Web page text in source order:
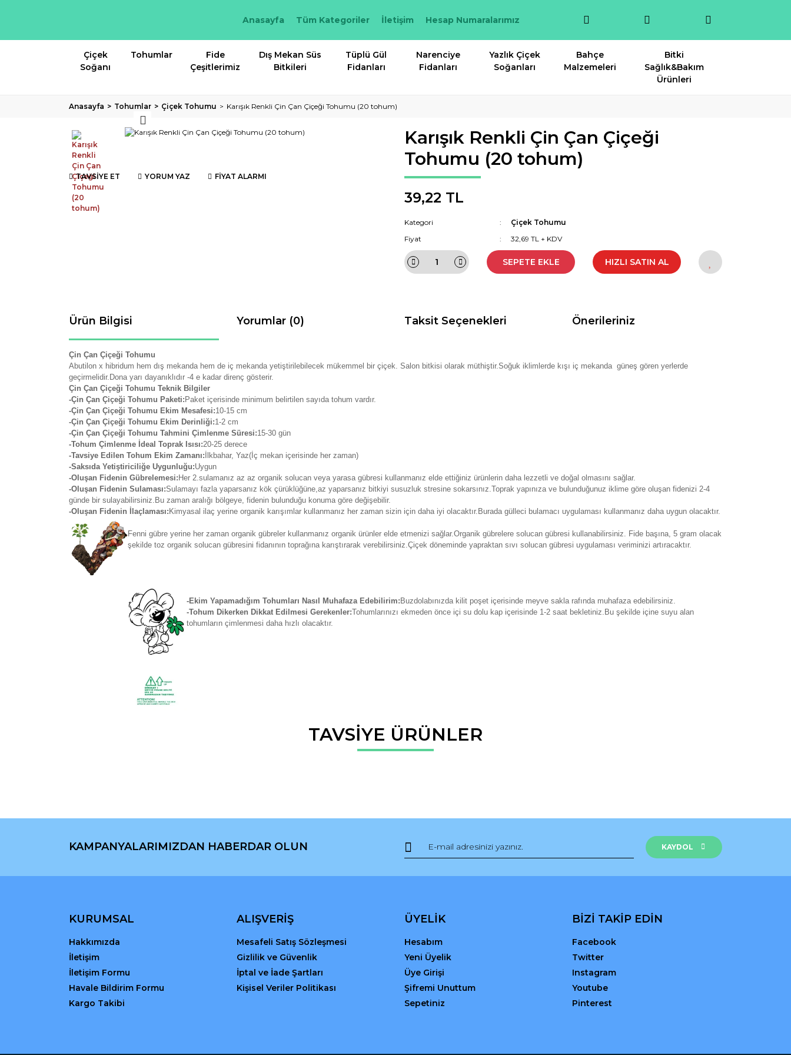
Anasayfa Tüm Kategoriler İletişim Hesap Numaralarımız
Çiçek
Soğanı
Tohumlar
Fide
Çeşitlerimiz
Dış Mekan Süs
Bitkileri
Tüplü Gül
Fidanları
Narenciye
Fidanları
Yazlık Çiçek
Soğanları
Bahçe
Malzemeleri
Bitki
Sağlık&Bakım
Ürünleri
Anasayfa Tohumlar Çiçek Tohumu Karışık Renkli Çin Çan Çiçeği Tohumu (20 tohum)
TAVSİYE ET YORUM YAZ FİYAT ALARMI
Karışık Renkli Çin Çan Çiçeği
Tohumu (20 tohum)
39,22 TL
Kategori
Çiçek Tohumu
Fiyat
32,69 TL + KDV
SEPETE EKLE HIZLI SATIN AL
Ürün Bilgisi Yorumlar (0) Taksit Seçenekleri Önerileriniz
Çin Çan Çiçeği Tohumu
Abutilon x hibridum hem dış mekanda hem de iç mekanda yetiştirilebilecek mükemmel bir çiçek. Salon bitkisi olarak müthiştir.Soğuk iklimlerde kışı iç mekanda güneş gören yerlerde
geçirmelidir.Dona yarı dayanıklıdır -4 e kadar direnç gösterir.
Çin Çan Çiçeği Tohumu Teknik Bilgiler
-Çin Çan Çiçeği Tohumu Paketi: Paket içerisinde minimum belirtilen sayıda tohum vardır.
-Çin Çan Çiçeği Tohumu Ekim Mesafesi:10-15 cm
-Çin Çan Çiçeği Tohumu Ekim Derinliği:1-2 cm
-Çin Çan Çiçeği Tohumu Tahmini Çimlenme Süresi:15-30 gün
-Tohum Çimlenme İdeal Toprak Isısı:20-25 derece
-Tavsiye Edilen Tohum Ekim Zamanı: İlkbahar, Yaz(İç mekan içerisinde her zaman)
-Saksıda Yetiştiriciliğe Uygunluğu:Uygun
-Oluşan Fidenin Gübrelemesi: Her 2.sulamanız az az organik solucan veya yarasa gübresi kullanmanız elde ettiğiniz ürünlerin daha lezzetli ve doğal olmasını sağlar.
-Oluşan Fidenin Sulaması:Sulamayı fazla yaparsanız kök çürüklüğüne,az yaparsanız bitkiyi susuzluk stresine sokarsınız.Toprak yapınıza ve bulunduğunuz iklime göre oluşan fidenizi 2-4
günde bir sulayabilirsiniz.Bu zaman aralığı bölgeye, fidenin bulunduğu konuma göre değişebilir.
-Oluşan Fidenin İlaçlaması: Kimyasal ilaç yerine organik karışımlar kullanmanız her zaman sizin için daha iyi olacaktır.Burada gülleci bulamacı uygulaması kullanmanız daha uygun olacaktır.
Fenni gübre yerine her zaman organik gübreler kullanmanız organik ürünler elde etmenizi sağlar.Organik gübrelere solucan gübresi kullanabilirsiniz. Fide başına, 5 gram olacak
şekilde toz organik solucan gübresini fidanının toprağına karıştırarak verebilirsiniz.Çiçek döneminde yapraktan sıvı solucan gübresi uygulaması veriminizi artıracaktır.
-Ekim Yapamadığım Tohumları Nasıl Muhafaza Edebilirim: Buzdolabınızda kilit poşet içerisinde meyve sakla rafında muhafaza edebilirsiniz.
-Tohum Dikerken Dikkat Edilmesi Gerekenler:Tohumlarınızı ekmeden önce içi su dolu kap içerisinde 1-2 saat bekletiniz.Bu şekilde içine suyu alan
tohumların çimlenmesi daha hızlı olacaktır.
Bu ürüne ilk yorumu siz yapın!
Bu ürünün fiyat bilgisi, resim, ürün açıklamalarında ve diğer konularda yetersiz gördüğünüz noktaları öneri formunu kullanarak tarafımıza iletebilirsiniz.
TAVSİYE ÜRÜNLER
KAMPANYALARIMIZDAN HABERDAR OLUN KAYDOL
KURUMSAL
Hakkımızda
İletişim
İletişim Formu
Havale Bildirim Formu
Kargo Takibi
ALIŞVERİŞ
Mesafeli Satış Sözleşmesi
Gizlilik ve Güvenlik
İptal ve İade Şartları
Kişisel Veriler Politikası
ÜYELİK
Hesabım
Yeni Üyelik
Üye Girişi
Şifremi Unuttum
Sepetiniz
BİZİ TAKİP EDİN
Facebook
Twitter
Instagram
Youtube
Pinterest